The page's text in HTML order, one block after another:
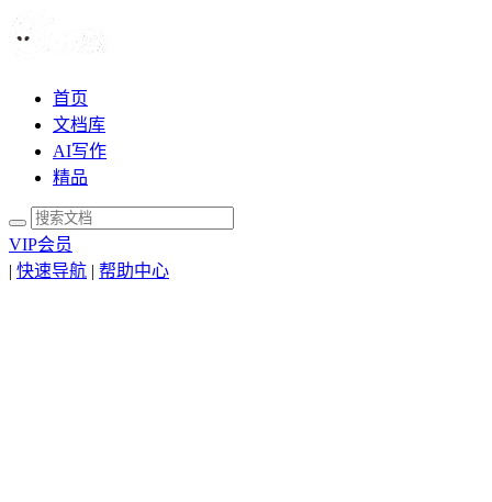
首页
文档库
AI写作
精品
VIP会员
| 快速导航 | 帮助中心